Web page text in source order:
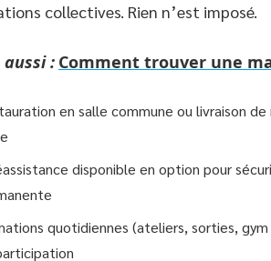
collectives. Rien n’est imposé.
: Comment trouver une
en salle commune ou livraison
disponible en option pour
quotidiennes (ateliers, sorties,